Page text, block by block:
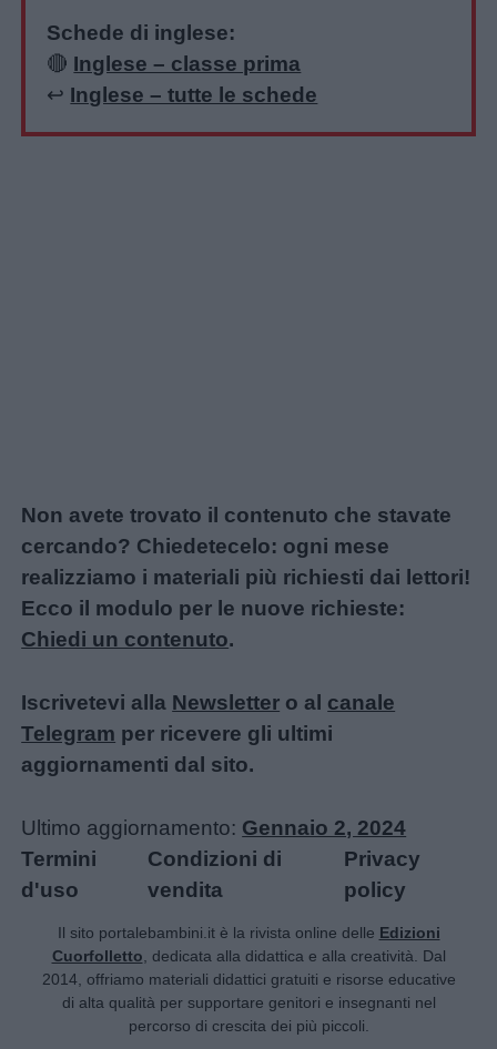
Schede di inglese:
🔴 Inglese – classe prima
↩️ Inglese – tutte le schede
Non avete trovato il contenuto che stavate
cercando? Chiedetecelo: ogni mese
realizziamo i materiali più richiesti dai lettori!
Ecco il modulo per le nuove richieste:
Chiedi un contenuto.
Iscrivetevi alla Newsletter o al canale
Telegram per ricevere gli ultimi
aggiornamenti dal sito.
Ultimo aggiornamento: Gennaio 2, 2024
Termini
d'uso
Condizioni di
vendita
Privacy
policy
Il sito portalebambini.it è la rivista online delle Edizioni
Cuorfolletto , dedicata alla didattica e alla creatività. Dal
2014, offriamo materiali didattici gratuiti e risorse educative
di alta qualità per supportare genitori e insegnanti nel
percorso di crescita dei più piccoli.